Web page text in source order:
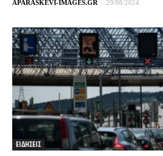
APARASKEVI-IMAGES.GR - 29/08/2024
ΕΙΔΗΣΕΙΣ